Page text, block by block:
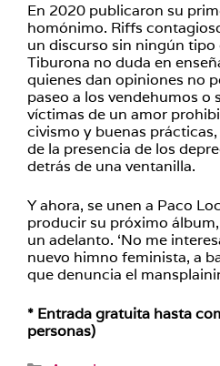
En 2020 publicaron su
homónimo. Riffs
un discurso sin ningún
Tiburona no duda en
quienes dan opiniones no
paseo a los vendehumos o
víctimas de un amor
civismo y buenas
de la presencia de los
detrás de una ventanilla.
Y ahora, se unen a Paco
producir su próximo
un adelanto. ‘No me
nuevo himno feminista, a
que denuncia el
* Entrada gratuita hasta
personas)